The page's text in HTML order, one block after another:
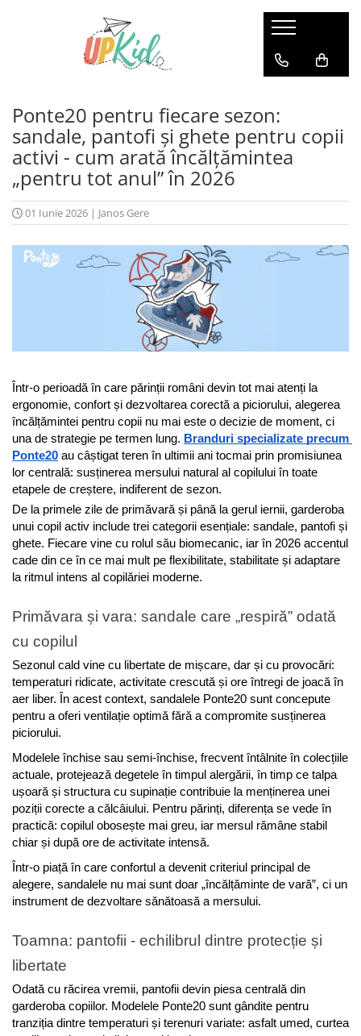
Pentru iarnă
Ghete
Ponte20 pentru fiecare sezon:
sandale, pantofi și ghete pentru copii
activi - cum arată încălțămintea
„pentru tot anul” în 2026
01 Iunie 2026 | Janos Gere
Într-o perioadă în care părinții români devin tot mai atenți la
ergonomie, confort și dezvoltarea corectă a piciorului, alegerea
încălțămintei pentru copii nu mai este o decizie de moment, ci
una de strategie pe termen lung. Branduri specializate precum
Ponte20 au câștigat teren în ultimii ani tocmai prin promisiunea
lor centrală: susținerea mersului natural al copilului în toate
etapele de creștere, indiferent de sezon.
De la primele zile de primăvară și până la gerul iernii, garderoba
unui copil activ include trei categorii esențiale: sandale, pantofi și
ghete. Fiecare vine cu rolul său biomecanic, iar în 2026 accentul
cade din ce în ce mai mult pe flexibilitate, stabilitate și adaptare
la ritmul intens al copilăriei moderne.
Primăvara și vara: sandale care „respiră” odată
cu copilul
Sezonul cald vine cu libertate de mișcare, dar și cu provocări:
temperaturi ridicate, activitate crescută și ore întregi de joacă în
aer liber. În acest context, sandalele Ponte20 sunt concepute
pentru a oferi ventilație optimă fără a compromite susținerea
piciorului.
Modelele închise sau semi-închise, frecvent întâlnite în colecțiile
actuale, protejează degetele în timpul alergării, în timp ce talpa
ușoară și structura cu supinație contribuie la menținerea unei
poziții corecte a călcâiului. Pentru părinți, diferența se vede în
practică: copilul obosește mai greu, iar mersul rămâne stabil
chiar și după ore de activitate intensă.
Într-o piață în care confortul a devenit criteriul principal de
alegere, sandalele nu mai sunt doar „încălțăminte de vară”, ci un
instrument de dezvoltare sănătoasă a mersului.
Toamna: pantofii - echilibrul dintre protecție și
libertate
Odată cu răcirea vremii, pantofii devin piesa centrală din
garderoba copiilor. Modelele Ponte20 sunt gândite pentru
tranziția dintre temperaturi și terenuri variate: asfalt umed, curtea